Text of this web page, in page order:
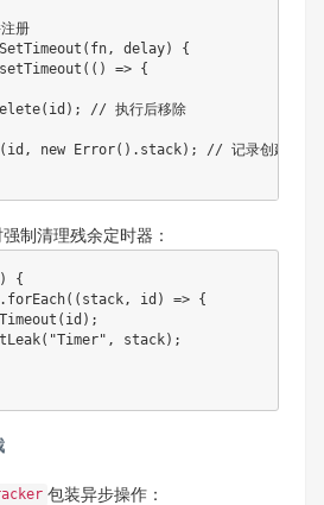
册
delay) {
=> {
// 执行后移除
new Error().stack); // 记录创建堆栈
制清理残余定时器：
{
id) => {
stack);
包装异步操作：